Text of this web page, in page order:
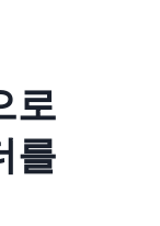
로
를